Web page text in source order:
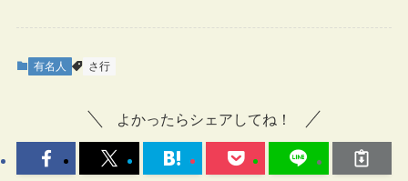
有名人 さ行
よかったらシェアしてね！